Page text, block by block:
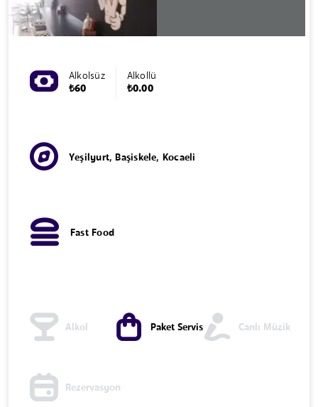
Alkolsüz
₺60
Alkollü
₺0.00
Yeşilyurt, Başiskele, Kocaeli
Fast Food
Alkol Paket Servis Canlı Müzik
Rezervasyon